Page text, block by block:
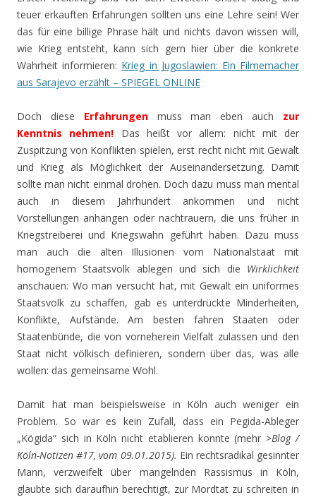
teuer erkauften Erfahrungen sollten uns eine Lehre sein! Wer
das für eine billige Phrase hält und nichts davon wissen will,
wie Krieg entsteht, kann sich gern hier über die konkrete
Wahrheit informieren: Krieg in Jugoslawien: Ein Filmemacher
aus Sarajevo erzählt – SPIEGEL ONLINE
Doch diese Erfahrungenmuss man eben auch zur
Kenntnis nehmen! Das heißt vor allem: nicht mit der
Zuspitzung von Konflikten spielen, erst recht nicht mit Gewalt
und Krieg als Möglichkeit der Auseinandersetzung. Damit
sollte man nicht einmal drohen. Doch dazu muss man mental
auch in diesem Jahrhundert ankommen und nicht
Vorstellungen anhängen oder nachtrauern, die uns früher in
Kriegstreiberei und Kriegswahn geführt haben. Dazu muss
man auch die alten Illusionen vom Nationalstaat mit
homogenem Staatsvolk ablegen und sich die Wirklichkeit
anschauen: Wo man versucht hat, mit Gewalt ein uniformes
Staatsvolk zu schaffen, gab es unterdrückte Minderheiten,
Konflikte, Aufstände. Am besten fahren Staaten oder
Staatenbünde, die von vorneherein Vielfalt zulassen und den
Staat nicht völkisch definieren, sondern über das, was alle
wollen: das gemeinsame Wohl.
Damit hat man beispielsweise in Köln auch weniger ein
Problem. So war es kein Zufall, dass ein Pegida-Ableger
„Kögida“ sich in Köln nicht etablieren konnte (mehr >Blog /
Köln-Notizen #17, vom 09.01.2015). Ein rechtsradikal gesinnter
Mann, verzweifelt über mangelnden Rassismus in Köln,
glaubte sich daraufhin berechtigt, zur Mordtat zu schreiten in